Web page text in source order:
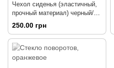
Чехол сиденья (эластичный,
прочный материал) черный/
коричневый
250.00 грн